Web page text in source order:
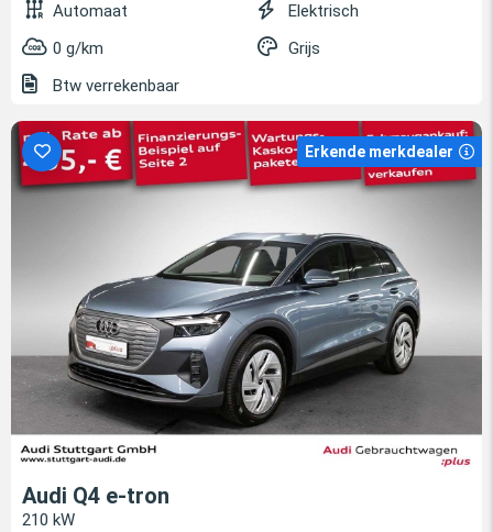
Automaat
Elektrisch
0 g/km
Grijs
Btw verrekenbaar
Erkende merkdealer
Audi Q4 e-tron
210 kW